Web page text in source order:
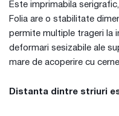
Este imprimabila
Folia are o stabilitate
permite multiple trageri la
deformari sesizabile ale
mare de acoperire cu
Distanta dintre striuri